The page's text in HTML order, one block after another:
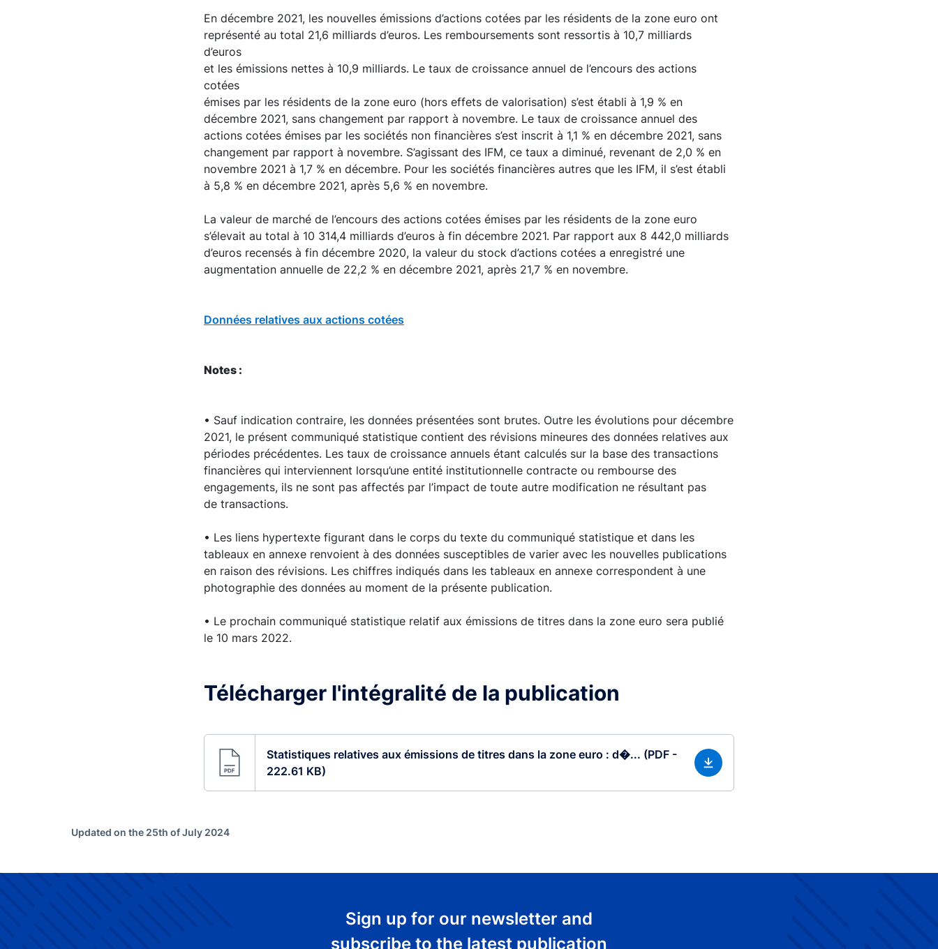
En décembre 2021, les nouvelles émissions d’actions cotées par les résidents de la zone euro ont
représenté au total 21,6 milliards d’euros. Les remboursements sont ressortis à 10,7 milliards
d’euros
et les émissions nettes à 10,9 milliards. Le taux de croissance annuel de l’encours des actions
cotées
émises par les résidents de la zone euro (hors effets de valorisation) s’est établi à 1,9 % en
décembre 2021, sans changement par rapport à novembre. Le taux de croissance annuel des
actions cotées émises par les sociétés non financières s’est inscrit à 1,1 % en décembre 2021, sans
changement par rapport à novembre. S’agissant des IFM, ce taux a diminué, revenant de 2,0 % en
novembre 2021 à 1,7 % en décembre. Pour les sociétés financières autres que les IFM, il s’est établi
à 5,8 % en décembre 2021, après 5,6 % en novembre.
La valeur de marché de l’encours des actions cotées émises par les résidents de la zone euro
s’élevait au total à 10 314,4 milliards d’euros à fin décembre 2021. Par rapport aux 8 442,0 milliards
d’euros recensés à fin décembre 2020, la valeur du stock d’actions cotées a enregistré une
augmentation annuelle de 22,2 % en décembre 2021, après 21,7 % en novembre.
Données relatives aux actions cotées
Notes :
• Sauf indication contraire, les données présentées sont brutes. Outre les évolutions pour décembre
2021, le présent communiqué statistique contient des révisions mineures des données relatives aux
périodes précédentes. Les taux de croissance annuels étant calculés sur la base des transactions
financières qui interviennent lorsqu’une entité institutionnelle contracte ou rembourse des
engagements, ils ne sont pas affectés par l’impact de toute autre modification ne résultant pas
de transactions.
• Les liens hypertexte figurant dans le corps du texte du communiqué statistique et dans les
tableaux en annexe renvoient à des données susceptibles de varier avec les nouvelles publications
en raison des révisions. Les chiffres indiqués dans les tableaux en annexe correspondent à une
photographie des données au moment de la présente publication.
• Le prochain communiqué statistique relatif aux émissions de titres dans la zone euro sera publié
le 10 mars 2022.
Télécharger l'intégralité de la publication
Statistiques relatives aux émissions de titres dans la zone euro : d�... (PDF -
222.61 KB)
Updated on the 25th of July 2024
Sign up for our newsletter and
subscribe to the latest publication